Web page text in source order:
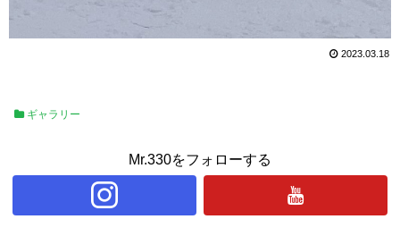
2023.03.18
ギャラリー
Mr.330をフォローする